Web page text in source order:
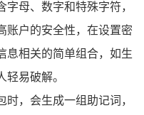
字母、数字和特殊字符，
账户的安全性，在设置密
息相关的简单组合，如生
轻易破解。
时，会生成一组助记词，